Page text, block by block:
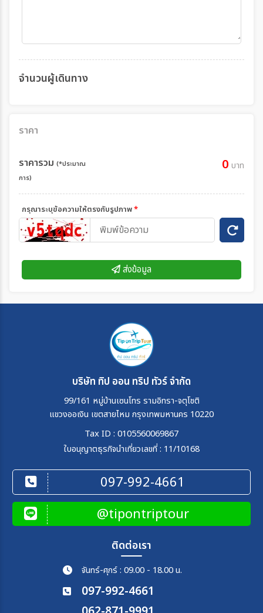
จำนวนผู้เดินทาง
ราคา
ราคารวม (*ประมาณ
การ)
0 บาท
กรุณาระบุข้อความให้ตรงกับรูปภาพ*
ส่งข้อมูล
บริษัท ทิป ออน ทริป ทัวร์ จำกัด
99/161 หมู่บ้านเซนโทร รามอิทรา-จตุโชติ
แขวงออเงิน เขตสายไหม กรุงเทพมหานคร 10220
Tax ID : 0105560069867
ใบอนุญาตธุรกิจนำเที่ยวเลขที่ : 11/10168
097-992-4661
@tipontriptour
ติดต่อเรา
จันทร์-ศุกร์ : 09.00 - 18.00 น.
097-992-4661